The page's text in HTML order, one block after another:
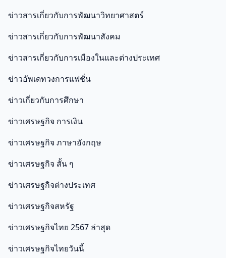
ข่าวสารเกี่ยวกับการพัฒนาวิทยาศาสตร์
ข่าวสารเกี่ยวกับการพัฒนาสังคม
ข่าวสารเกี่ยวกับการเมืองในและต่างประเทศ
ข่าวอัพเดทวงการแฟชั่น
ข่าวเกี่ยวกับการศึกษา
ข่าวเศรษฐกิจ การเงิน
ข่าวเศรษฐกิจ ภาษาอังกฤษ
ข่าวเศรษฐกิจ สั้น ๆ
ข่าวเศรษฐกิจต่างประเทศ
ข่าวเศรษฐกิจสหรัฐ
ข่าวเศรษฐกิจไทย 2567 ล่าสุด
ข่าวเศรษฐกิจไทยวันนี้